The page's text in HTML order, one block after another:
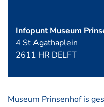
Infopunt Museum
4 St Agathaplein
2611 HR DELFT
Museum Prinsenhof is